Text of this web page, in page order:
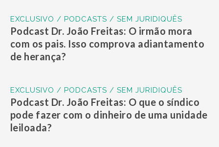
EXCLUSIVO / PODCASTS / SEM JURIDIQUÊS
Podcast Dr. João Freitas: O irmão mora
com os pais. Isso comprova adiantamento
de herança?
EXCLUSIVO / PODCASTS / SEM JURIDIQUÊS
Podcast Dr. João Freitas: O que o síndico
pode fazer com o dinheiro de uma unidade
leiloada?